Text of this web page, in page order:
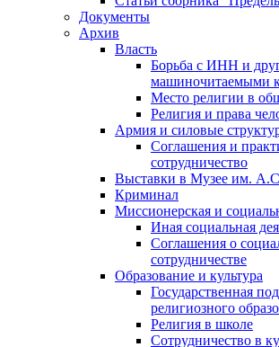
Документы
Архив
Власть
Борьба с ИНН и
машиночитаемыми
Место религии в
Религия и права
Армия и силовые
Соглашения и
сотрудничество
Выставки в Музее им.
Криминал
Миссионерская и
Иная социальная
Соглашения о
сотрудничестве
Образование и культура
Государственная
религиозного
Религия в школе
Сотрудничество в